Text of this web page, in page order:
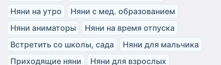
Няни на утро
Няни с мед. образованием
Няни аниматоры
Няни на время отпуска
Встретить со школы, сада
Няни для мальчика
Приходящие няни
Няни для взрослых